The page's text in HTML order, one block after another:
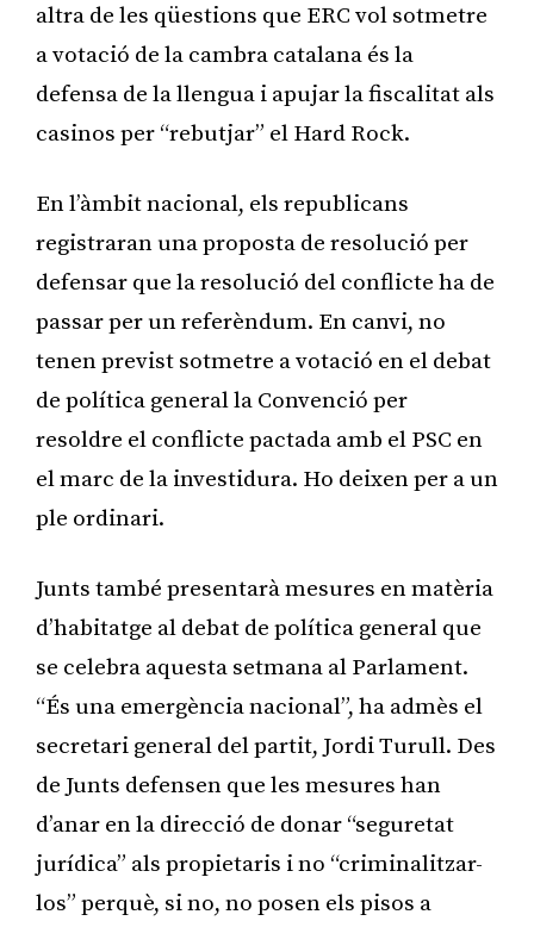
altra de les qüestions que ERC vol sotmetre
a votació de la cambra catalana és la
defensa de la llengua i apujar la fiscalitat als
casinos per “rebutjar” el Hard Rock.
En l’àmbit nacional, els republicans
registraran una proposta de resolució per
defensar que la resolució del conflicte ha de
passar per un referèndum. En canvi, no
tenen previst sotmetre a votació en el debat
de política general la Convenció per
resoldre el conflicte pactada amb el PSC en
el marc de la investidura. Ho deixen per a un
ple ordinari.
Junts també presentarà mesures en matèria
d’habitatge al debat de política general que
se celebra aquesta setmana al Parlament.
“És una emergència nacional”, ha admès el
secretari general del partit, Jordi Turull. Des
de Junts defensen que les mesures han
d’anar en la direcció de donar “seguretat
jurídica” als propietaris i no “criminalitzar-
los” perquè, si no, no posen els pisos a